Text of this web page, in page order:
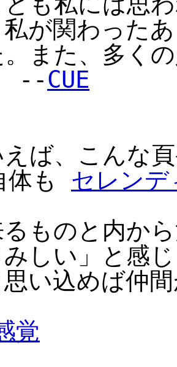
が関わった
また、多く
--CUE
えば、こん
も セレンデ
ものと内か
みしい」と感
思い込めば仲
覚